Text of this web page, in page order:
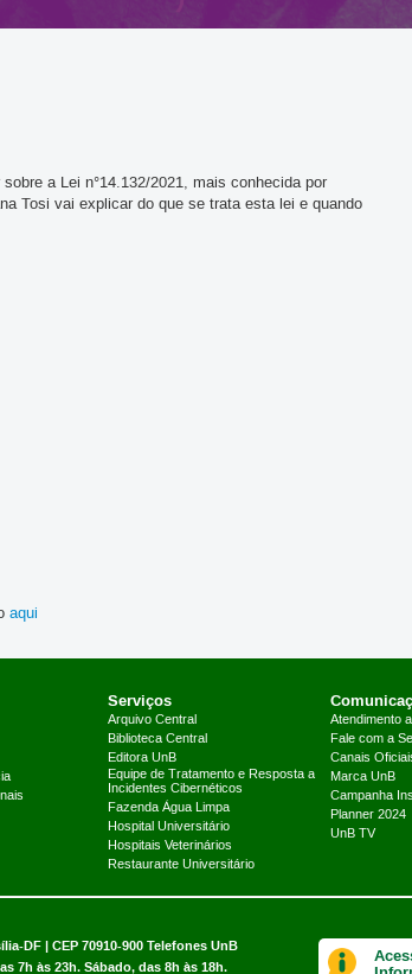
a Lei n°14.132/2021, mais conhecida por
Tosi vai explicar do que se trata esta lei e quando
aqui
Serviços
Arquivo Central
Biblioteca Central
Editora UnB
Equipe de Tratamento e Resposta a
Incidentes Cibernéticos
Fazenda Água Limpa
Hospital Universitário
Hospitais Veterinários
Restaurante Universitário
Atendimento
Fale com a
Canais
Marca UnB
Campanha
Planner 2024
UnB TV
DF | CEP 70910-900Telefones UnB
7h às 23h. Sábado, das 8h às 18h.